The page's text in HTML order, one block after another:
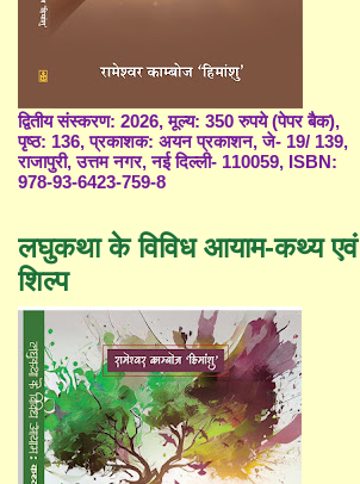
द्वितीय संस्करण: 2026, मूल्य: 350 रुपये (पेपर बैक),
पृष्ठ: 136, प्रकाशक: अयन प्रकाशन, जे- 19/ 139,
राजापुरी, उत्तम नगर, नई दिल्ली- 110059, ISBN:
978-93-6423-759-8
लघुकथा के विविध आयाम-कथ्य एवं
शिल्प